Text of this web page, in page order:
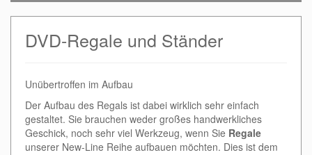
DVD-Regale und Ständer
Unübertroffen im Aufbau
Der Aufbau des Regals ist dabei wirklich sehr einfach
gestaltet. Sie brauchen weder großes handwerkliches
Geschick, noch sehr viel Werkzeug, wenn Sie Regale
unserer New-Line Reihe aufbauen möchten. Dies ist dem